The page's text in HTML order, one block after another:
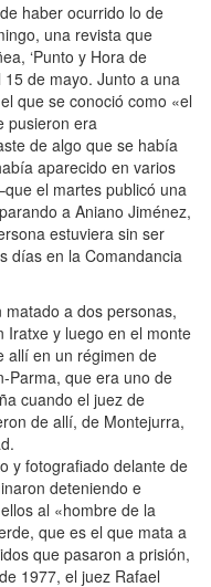
haber ocurrido lo de
una revista que
‘Punto y Hora de
15 de mayo. Junto a una
que se conoció como «el
pusieron era
de algo que se había
aparecido en varios
el martes publicó una
a Aniano Jiménez,
estuviera sin ser
días en la Comandancia
a dos personas,
Iratxe y luego en el monte
allí en un régimen de
Parma, que era uno de
cuando el juez de
de allí, de Montejurra,
y fotografiado delante de
deteniendo e
al «hombre de la
que es el que mata a
que pasaron a prisión,
1977, el juez Rafael